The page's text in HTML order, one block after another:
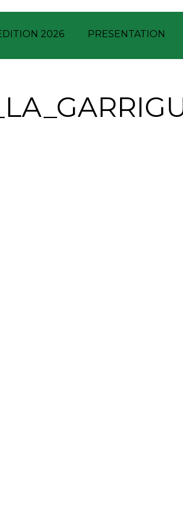
2026 PRESENTATION